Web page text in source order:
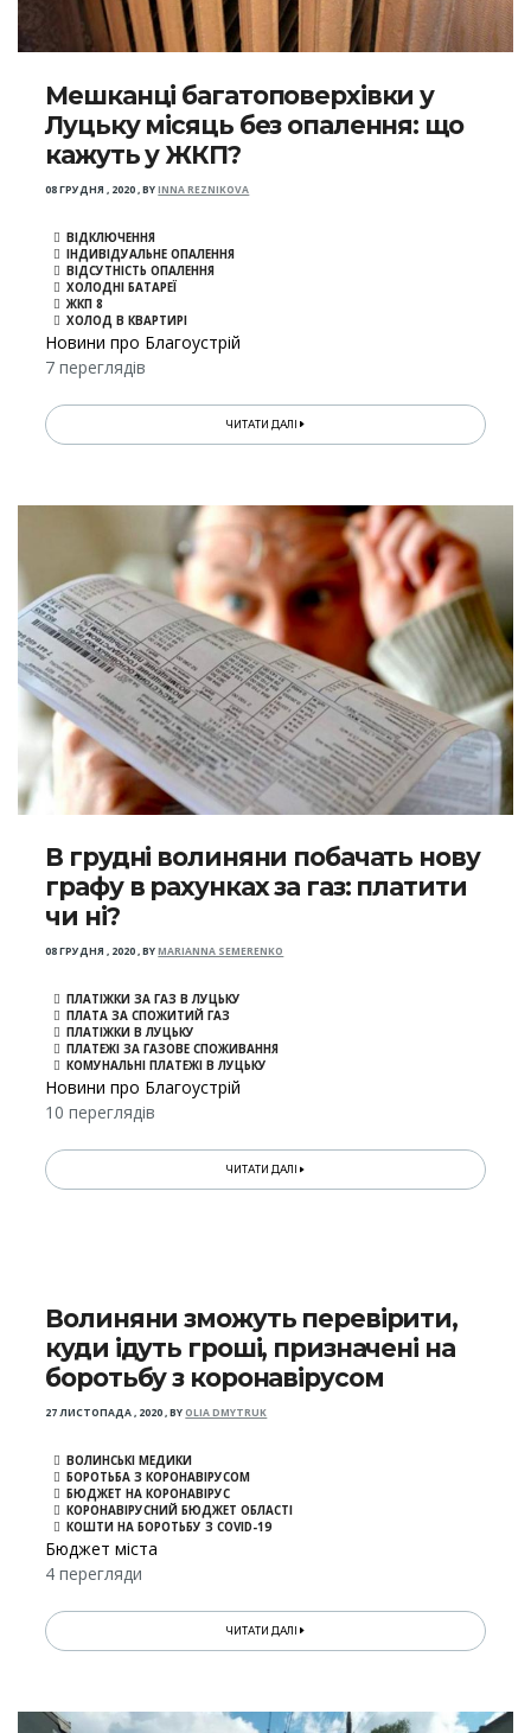
Мешканці багатоповерхівки у
Луцьку місяць без опалення: що
кажуть у ЖКП?
08 ГРУДНЯ , 2020,BYINNA REZNIKOVA
ВІДКЛЮЧЕННЯ
ІНДИВІДУАЛЬНЕ ОПАЛЕННЯ
ВІДСУТНІСТЬ ОПАЛЕННЯ
ХОЛОДНІ БАТАРЕЇ
ЖКП 8
ХОЛОД В КВАРТИРІ
Новини про Благоустрій
7 переглядів
ЧИТАТИ ДАЛІ
В грудні волиняни побачать нову
графу в рахунках за газ: платити
чи ні?
08 ГРУДНЯ , 2020,BYMARIANNA SEMERENKO
ПЛАТІЖКИ ЗА ГАЗ В ЛУЦЬКУ
ПЛАТА ЗА СПОЖИТИЙ ГАЗ
ПЛАТІЖКИ В ЛУЦЬКУ
ПЛАТЕЖІ ЗА ГАЗОВЕ СПОЖИВАННЯ
КОМУНАЛЬНІ ПЛАТЕЖІ В ЛУЦЬКУ
Новини про Благоустрій
10 переглядів
ЧИТАТИ ДАЛІ
Волиняни зможуть перевірити,
куди ідуть гроші, призначені на
боротьбу з коронавірусом
27 ЛИСТОПАДА , 2020,BYOLIA DMYTRUK
ВОЛИНСЬКІ МЕДИКИ
БОРОТЬБА З КОРОНАВІРУСОМ
БЮДЖЕТ НА КОРОНАВІРУС
КОРОНАВІРУСНИЙ БЮДЖЕТ ОБЛАСТІ
КОШТИ НА БОРОТЬБУ З COVID-19
Бюджет міста
4 перегляди
ЧИТАТИ ДАЛІ